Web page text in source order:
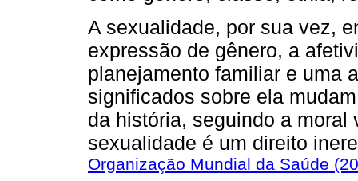
A sexualidade, por sua vez,
expressão de gênero, a
planejamento familiar e uma
significados sobre ela
da história, seguindo a moral
sexualidade é um direito
Organização Mundial da Saúde